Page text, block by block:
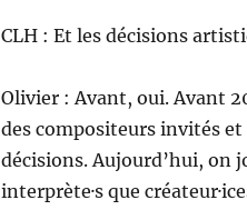
CLH : Et les décisions
Olivier : Avant, oui. Avant
des compositeurs invités
décisions. Aujourd’hui, on
interprète·s que